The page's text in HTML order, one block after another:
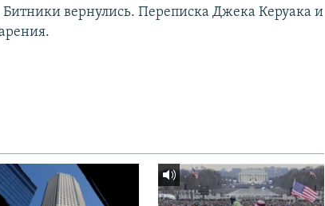
вернулись. Переписка Джека Керуака и